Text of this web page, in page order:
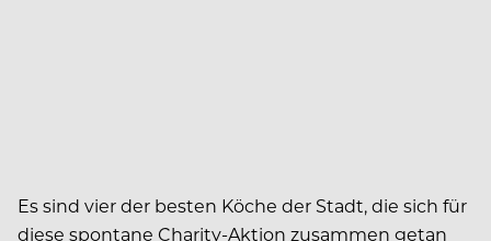
Es sind vier der besten Köche der Stadt, die sich für
diese spontane Charity-Aktion zusammen getan